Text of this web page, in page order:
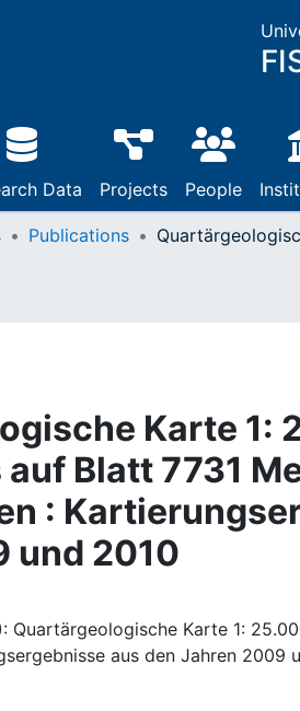
Data Projects People
Publications
Karte 1:
Blatt 7731
:
und 2010
Quartärgeologische Karte 1:
aus den Jahren 2009